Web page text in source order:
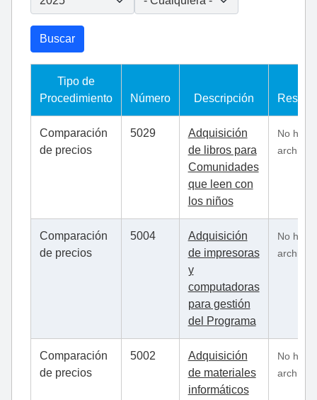
Buscar
Tipo de
Procedimiento
Número Descripción
Comparación
de precios
5029
Adquisición
de libros para
Comunidades
que leen con
los niños
No hay
archivo
Comparación
de precios
5004
Adquisición
de impresoras
y
computadoras
para gestión
del Programa
No hay
archivo
Comparación
de precios
5002
Adquisición
de materiales
informáticos
No hay
archivo